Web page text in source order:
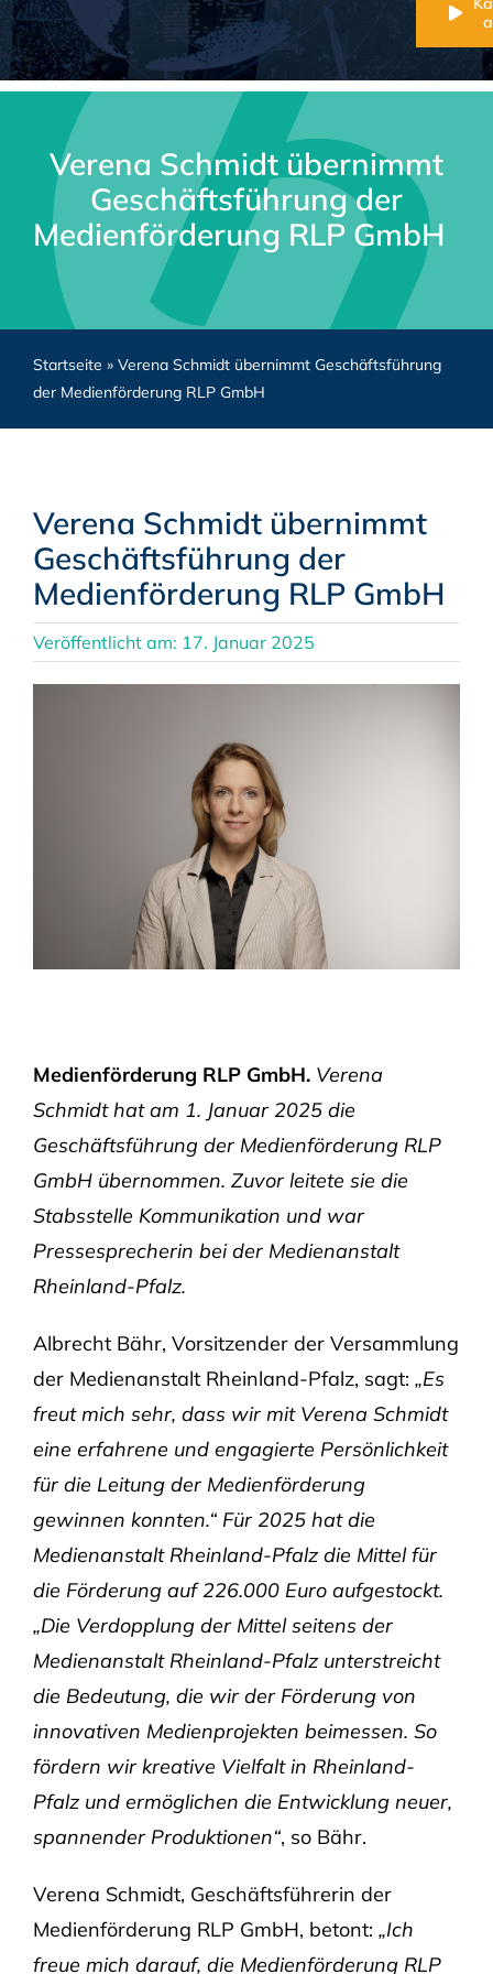
Verena Schmidt übernimmt
Geschäftsführung der
Medienförderung RLP GmbH
Startseite » Verena Schmidt übernimmt Geschäftsführung
der Medienförderung RLP GmbH
Verena Schmidt übernimmt
Geschäftsführung der
Medienförderung RLP GmbH
Veröffentlicht am: 17. Januar 2025
Medienförderung RLP GmbH.Verena
Schmidt hat am 1. Januar 2025 die
Geschäftsführung der Medienförderung RLP
GmbH übernommen. Zuvor leitete sie die
Stabsstelle Kommunikation und war
Pressesprecherin bei der Medienanstalt
Rheinland-Pfalz.
Albrecht Bähr, Vorsitzender der Versammlung
der Medienanstalt Rheinland-Pfalz, sagt: „Es
freut mich sehr, dass wir mit Verena Schmidt
eine erfahrene und engagierte Persönlichkeit
für die Leitung der Medienförderung
gewinnen konnten.“ Für 2025 hat die
Medienanstalt Rheinland-Pfalz die Mittel für
die Förderung auf 226.000 Euro aufgestockt.
„Die Verdopplung der Mittel seitens der
Medienanstalt Rheinland-Pfalz unterstreicht
die Bedeutung, die wir der Förderung von
innovativen Medienprojekten beimessen. So
fördern wir kreative Vielfalt in Rheinland-
Pfalz und ermöglichen die Entwicklung neuer,
spannender Produktionen“, so Bähr.
Verena Schmidt, Geschäftsführerin der
Medienförderung RLP GmbH, betont: „Ich
freue mich darauf, die Medienförderung RLP